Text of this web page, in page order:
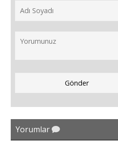
Yorumlar